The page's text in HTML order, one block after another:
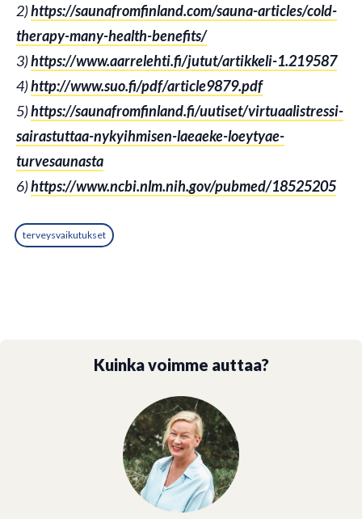
2)https://saunafromfinland.com/sauna-articles/cold-
therapy-many-health-benefits/
3)https://www.aarrelehti.fi/jutut/artikkeli-1.219587
4)http://www.suo.fi/pdf/article9879.pdf
5)https://saunafromfinland.fi/uutiset/virtuaalistressi-
sairastuttaa-nykyihmisen-laeaeke-loeytyae-
turvesaunasta
6)https://www.ncbi.nlm.nih.gov/pubmed/18525205
terveysvaikutukset
Kuinka voimme auttaa?